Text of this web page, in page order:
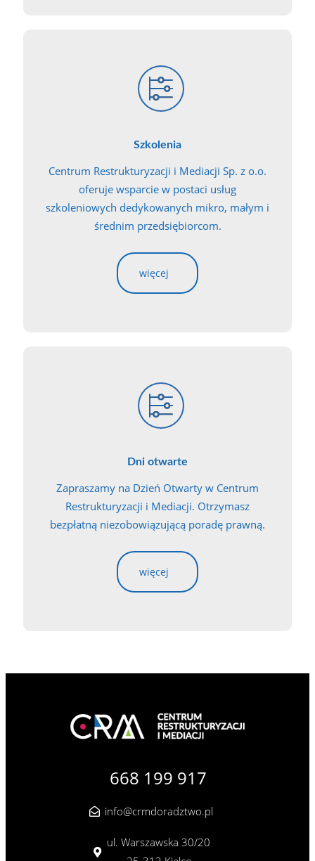
Szkolenia
Centrum Restrukturyzacji i Mediacji Sp. z o.o.
oferuje wsparcie w postaci usług
szkoleniowych dedykowanych mikro, małym i
średnim przedsiębiorcom.
więcej
Dni otwarte
Zapraszamy na Dzień Otwarty w Centrum
Restrukturyzacji i Mediacji. Otrzymasz
bezpłatną niezobowiązującą poradę prawną.
więcej
668 199 917
info@crmdoradztwo.pl
ul. Warszawska 30/20